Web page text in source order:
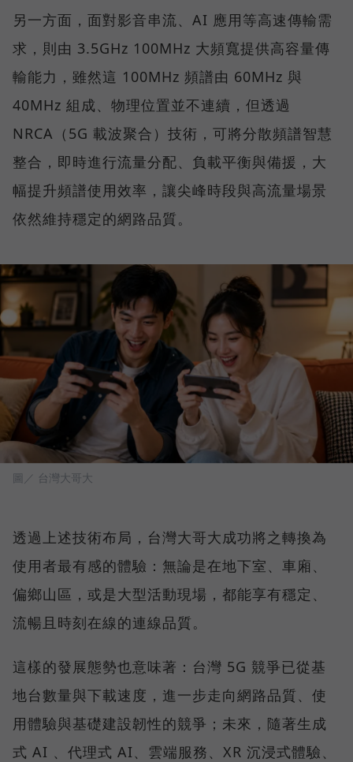
另一方面，面對影音串流、AI 應用等高速傳輸需
求，則由 3.5GHz 100MHz 大頻寬提供高容量傳
輸能力，雖然這 100MHz 頻譜由 60MHz 與
40MHz 組成、物理位置並不連續，但透過
NRCA（5G 載波聚合）技術，可將分散頻譜智慧
整合，即時進行流量分配、負載平衡與備援，大
幅提升頻譜使用效率，讓尖峰時段與高流量場景
依然維持穩定的網路品質。
圖／ 台灣大哥大
透過上述技術布局，台灣大哥大成功將之轉換為
使用者最有感的體驗：無論是在地下室、車廂、
偏鄉山區，或是大型活動現場，都能享有穩定、
流暢且時刻在線的連線品質。
這樣的發展態勢也意味著：台灣 5G 競爭已從基
地台數量與下載速度，進一步走向網路品質、使
用體驗與基礎建設韌性的競爭；未來，隨著生成
式 AI 、代理式 AI、雲端服務、XR 沉浸式體驗、